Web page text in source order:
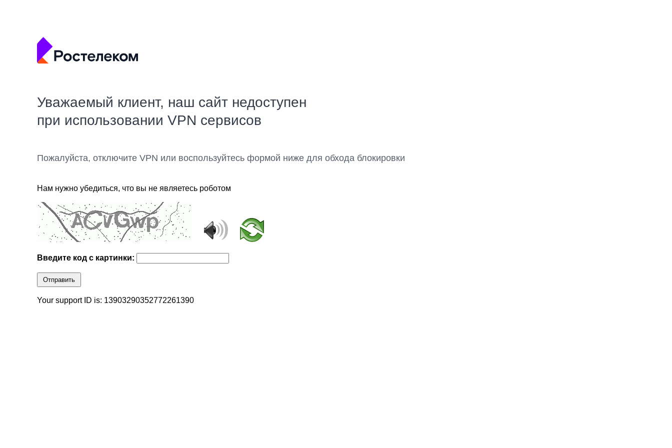
Уважаемый клиент, наш сайт недоступен
при использовании VPN сервисов
Пожалуйста, отключите VPN или воспользуйтесь формой ниже для обхода блокировки
Нам нужно убедиться, что вы не являетесь роботом
Введите код с картинки:
Отправить
Your support ID is: 13903290352772261390